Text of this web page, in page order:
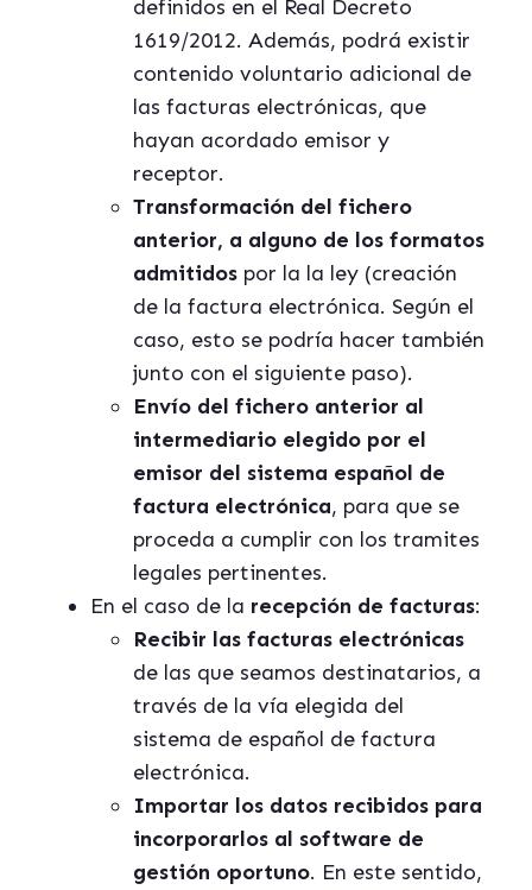
definidos en el Real Decreto
1619/2012. Además, podrá existir
contenido voluntario adicional de
las facturas electrónicas, que
hayan acordado emisor y
receptor.
Transformación del fichero
anterior, a alguno de los formatos
admitidos por la la ley (creación
de la factura electrónica. Según el
caso, esto se podría hacer también
junto con el siguiente paso).
Envío del fichero anterior al
intermediario elegido por el
emisor del sistema español de
factura electrónica, para que se
proceda a cumplir con los tramites
legales pertinentes.
En el caso de la recepción de facturas:
Recibir las facturas electrónicas
de las que seamos destinatarios, a
través de la vía elegida del
sistema de español de factura
electrónica.
Importar los datos recibidos para
incorporarlos al software de
gestión oportuno. En este sentido,